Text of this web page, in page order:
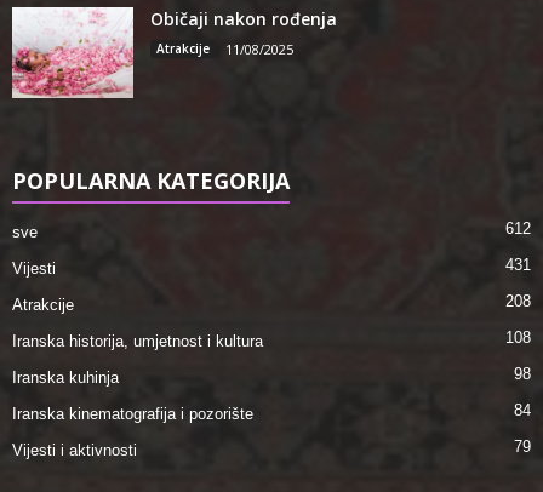
Običaji nakon rođenja
Atrakcije 11/08/2025
POPULARNA KATEGORIJA
sve 612
Vijesti 431
Atrakcije 208
Iranska historija, umjetnost i kultura 108
Iranska kuhinja 98
Iranska kinematografija i pozorište 84
Vijesti i aktivnosti 79